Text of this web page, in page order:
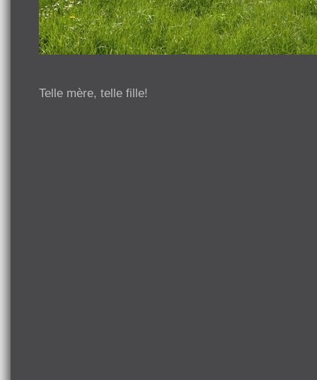
Telle mère, telle fille!